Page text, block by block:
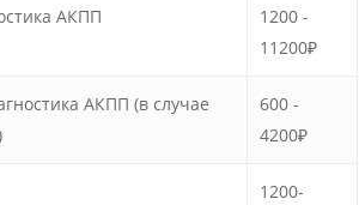
АКПП
1200 -
11200₽
АКПП (в случае
600 -
4200₽
1200-